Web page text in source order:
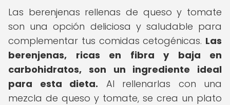
Las berenjenas rellenas de queso y tomate
son una opción deliciosa y saludable para
complementar tus comidas cetogénicas. Las
berenjenas, ricas en fibra y baja en
carbohidratos, son un ingrediente ideal
para esta dieta. Al rellenarlas con una
mezcla de queso y tomate, se crea un plato